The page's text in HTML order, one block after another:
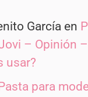
García en
– Opinión
usar?
para